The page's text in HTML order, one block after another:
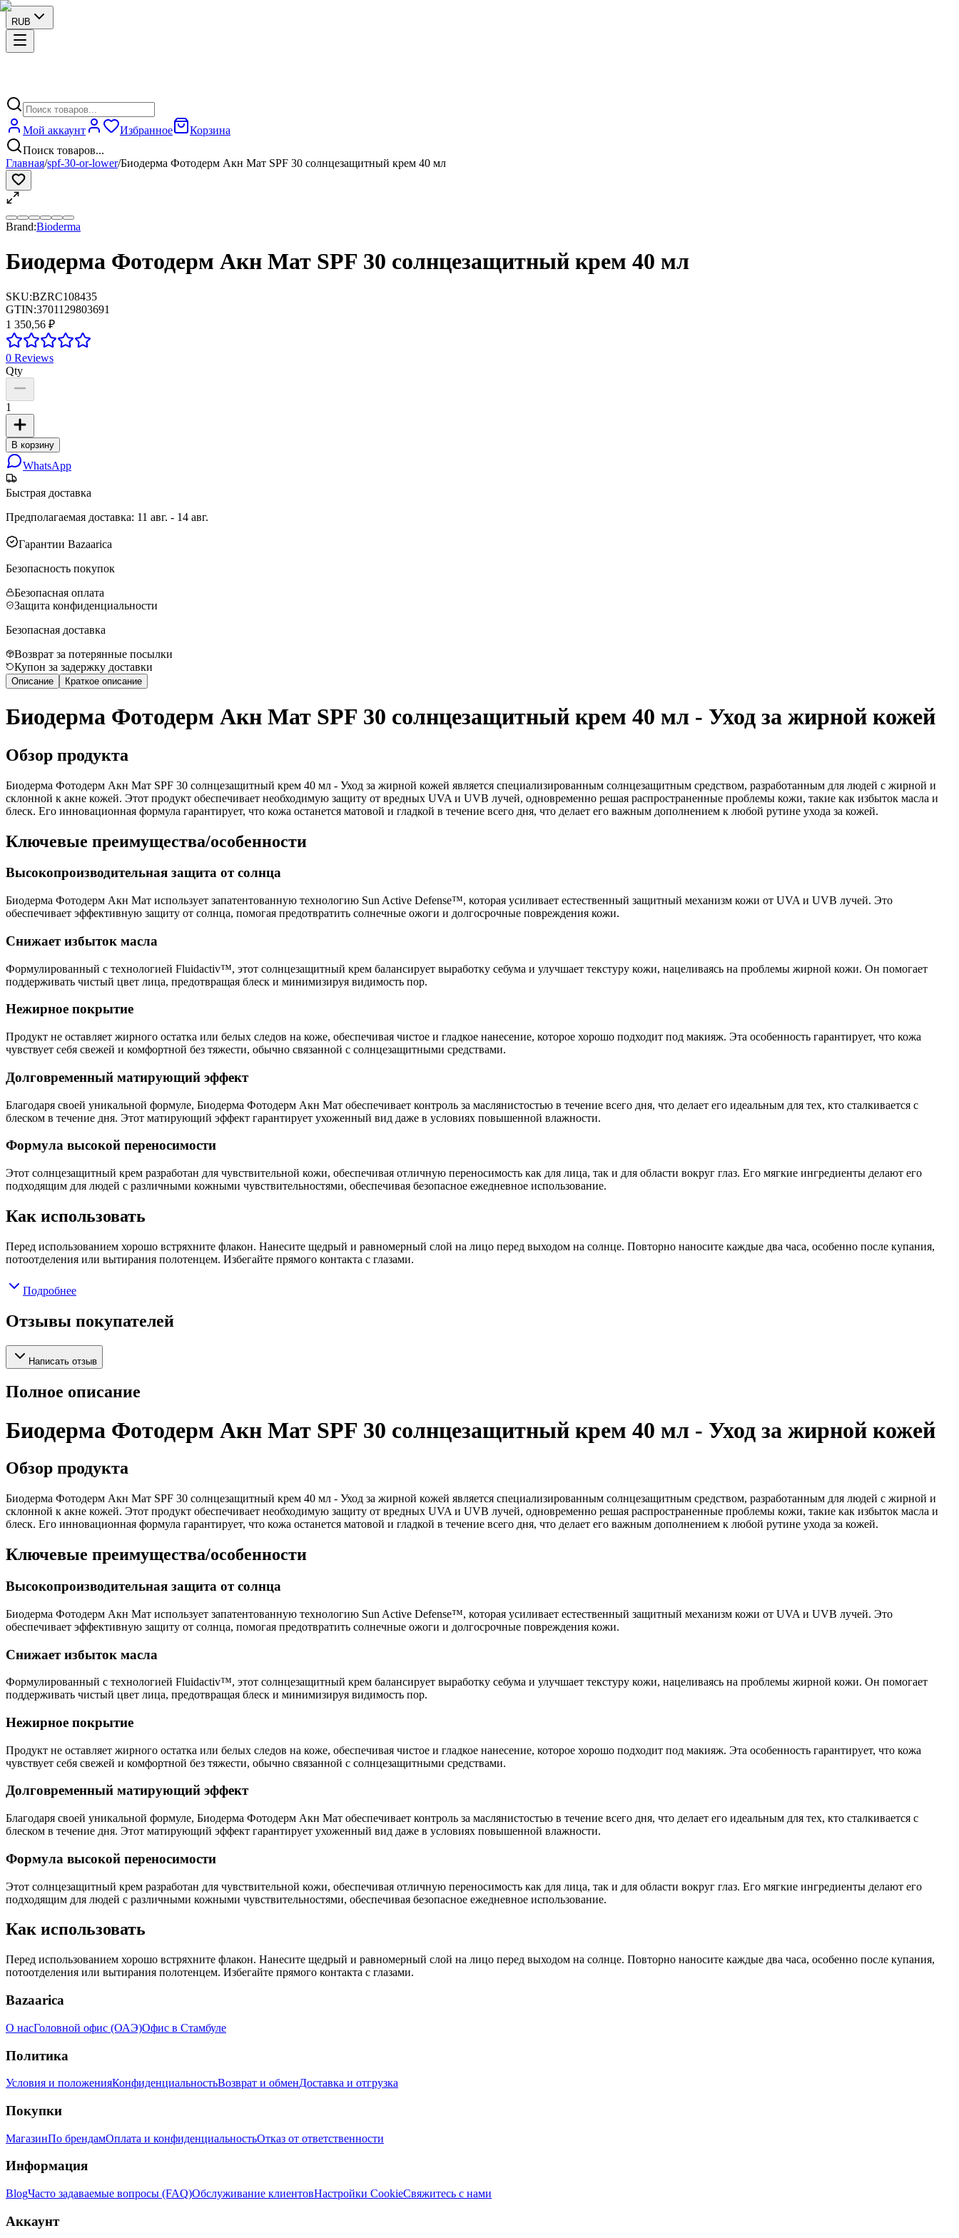
RUB
Мой аккаунт Избранное
Корзина
Поиск товаров...
Главная/spf-30-or-lower/Биодерма Фотодерм Акн Мат SPF 30 солнцезащитный крем 40 мл
Brand:Bioderma
Биодерма Фотодерм Акн Мат SPF 30 солнцезащитный крем 40 мл
SKU:BZRC108435
GTIN:3701129803691
1 350,56 ₽
0 Reviews
Qty
1
В корзину
WhatsApp
Быстрая доставка
Предполагаемая доставка: 11 авг. - 14 авг.
Гарантии Bazaarica
Безопасность покупок
Безопасная оплата
Защита конфиденциальности
Безопасная доставка
Возврат за потерянные посылки
Купон за задержку доставки
Описание Краткое описание
Биодерма Фотодерм Акн Мат SPF 30 солнцезащитный крем 40 мл - Уход за жирной кожей
Обзор продукта
Биодерма Фотодерм Акн Мат SPF 30 солнцезащитный крем 40 мл - Уход за жирной кожей является специализированным солнцезащитным средством, разработанным для людей с жирной и
склонной к акне кожей. Этот продукт обеспечивает необходимую защиту от вредных UVA и UVB лучей, одновременно решая распространенные проблемы кожи, такие как избыток масла и
блеск. Его инновационная формула гарантирует, что кожа останется матовой и гладкой в течение всего дня, что делает его важным дополнением к любой рутине ухода за кожей.
Ключевые преимущества/особенности
Высокопроизводительная защита от солнца
Биодерма Фотодерм Акн Мат использует запатентованную технологию Sun Active Defense™, которая усиливает естественный защитный механизм кожи от UVA и UVB лучей. Это
обеспечивает эффективную защиту от солнца, помогая предотвратить солнечные ожоги и долгосрочные повреждения кожи.
Снижает избыток масла
Формулированный с технологией Fluidactiv™, этот солнцезащитный крем балансирует выработку себума и улучшает текстуру кожи, нацеливаясь на проблемы жирной кожи. Он помогает
поддерживать чистый цвет лица, предотвращая блеск и минимизируя видимость пор.
Нежирное покрытие
Продукт не оставляет жирного остатка или белых следов на коже, обеспечивая чистое и гладкое нанесение, которое хорошо подходит под макияж. Эта особенность гарантирует, что кожа
чувствует себя свежей и комфортной без тяжести, обычно связанной с солнцезащитными средствами.
Долговременный матирующий эффект
Благодаря своей уникальной формуле, Биодерма Фотодерм Акн Мат обеспечивает контроль за маслянистостью в течение всего дня, что делает его идеальным для тех, кто сталкивается с
блеском в течение дня. Этот матирующий эффект гарантирует ухоженный вид даже в условиях повышенной влажности.
Формула высокой переносимости
Этот солнцезащитный крем разработан для чувствительной кожи, обеспечивая отличную переносимость как для лица, так и для области вокруг глаз. Его мягкие ингредиенты делают его
подходящим для людей с различными кожными чувствительностями, обеспечивая безопасное ежедневное использование.
Как использовать
Перед использованием хорошо встряхните флакон. Нанесите щедрый и равномерный слой на лицо перед выходом на солнце. Повторно наносите каждые два часа, особенно после купания,
потоотделения или вытирания полотенцем. Избегайте прямого контакта с глазами.
Подробнее
Отзывы покупателей
Написать отзыв
Полное описание
Биодерма Фотодерм Акн Мат SPF 30 солнцезащитный крем 40 мл - Уход за жирной кожей
Обзор продукта
Биодерма Фотодерм Акн Мат SPF 30 солнцезащитный крем 40 мл - Уход за жирной кожей является специализированным солнцезащитным средством, разработанным для людей с жирной и
склонной к акне кожей. Этот продукт обеспечивает необходимую защиту от вредных UVA и UVB лучей, одновременно решая распространенные проблемы кожи, такие как избыток масла и
блеск. Его инновационная формула гарантирует, что кожа останется матовой и гладкой в течение всего дня, что делает его важным дополнением к любой рутине ухода за кожей.
Ключевые преимущества/особенности
Высокопроизводительная защита от солнца
Биодерма Фотодерм Акн Мат использует запатентованную технологию Sun Active Defense™, которая усиливает естественный защитный механизм кожи от UVA и UVB лучей. Это
обеспечивает эффективную защиту от солнца, помогая предотвратить солнечные ожоги и долгосрочные повреждения кожи.
Снижает избыток масла
Формулированный с технологией Fluidactiv™, этот солнцезащитный крем балансирует выработку себума и улучшает текстуру кожи, нацеливаясь на проблемы жирной кожи. Он помогает
поддерживать чистый цвет лица, предотвращая блеск и минимизируя видимость пор.
Нежирное покрытие
Продукт не оставляет жирного остатка или белых следов на коже, обеспечивая чистое и гладкое нанесение, которое хорошо подходит под макияж. Эта особенность гарантирует, что кожа
чувствует себя свежей и комфортной без тяжести, обычно связанной с солнцезащитными средствами.
Долговременный матирующий эффект
Благодаря своей уникальной формуле, Биодерма Фотодерм Акн Мат обеспечивает контроль за маслянистостью в течение всего дня, что делает его идеальным для тех, кто сталкивается с
блеском в течение дня. Этот матирующий эффект гарантирует ухоженный вид даже в условиях повышенной влажности.
Формула высокой переносимости
Этот солнцезащитный крем разработан для чувствительной кожи, обеспечивая отличную переносимость как для лица, так и для области вокруг глаз. Его мягкие ингредиенты делают его
подходящим для людей с различными кожными чувствительностями, обеспечивая безопасное ежедневное использование.
Как использовать
Перед использованием хорошо встряхните флакон. Нанесите щедрый и равномерный слой на лицо перед выходом на солнце. Повторно наносите каждые два часа, особенно после купания,
потоотделения или вытирания полотенцем. Избегайте прямого контакта с глазами.
Bazaarica
О насГоловной офис (ОАЭ)Офис в Стамбуле
Политика
Условия и положенияКонфиденциальностьВозврат и обменДоставка и отгрузка
Покупки
МагазинПо брендамОплата и конфиденциальностьОтказ от ответственности
Информация
BlogЧасто задаваемые вопросы (FAQ)Обслуживание клиентовНастройки CookieСвяжитесь с нами
Аккаунт